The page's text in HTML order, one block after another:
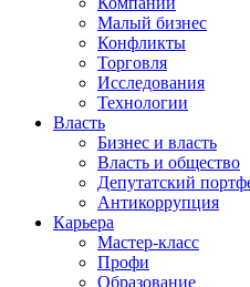
Малый бизнес
Конфликты
Торговля
Исследования
Технологии
Власть
Бизнес и власть
Власть и общество
Депутатский
Антикоррупция
Карьера
Мастер-класс
Профи
Образование